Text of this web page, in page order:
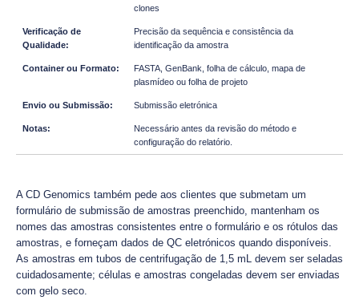
clones
Precisão da sequência e consistência da
identificação da amostra
FASTA, GenBank, folha de cálculo, mapa de
plasmídeo ou folha de projeto
Submissão eletrónica
Necessário antes da revisão do método e
configuração do relatório.
A CD Genomics também pede aos clientes que submetam um
formulário de submissão de amostras preenchido, mantenham os
nomes das amostras consistentes entre o formulário e os rótulos das
amostras, e forneçam dados de QC eletrónicos quando disponíveis.
As amostras em tubos de centrifugação de 1,5 mL devem ser seladas
cuidadosamente; células e amostras congeladas devem ser enviadas
com gelo seco.